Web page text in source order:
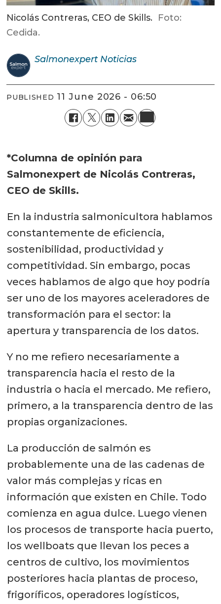
Nicolás Contreras, CEO de Skills. Foto:
Cedida.
Salmonexpert Noticias
PUBLISHED 11 June 2026 - 06:50
*Columna de opinión para
Salmonexpert de Nicolás Contreras,
CEO de Skills.
En la industria salmonicultora hablamos
constantemente de eficiencia,
sostenibilidad, productividad y
competitividad. Sin embargo, pocas
veces hablamos de algo que hoy podría
ser uno de los mayores aceleradores de
transformación para el sector: la
apertura y transparencia de los datos.
Y no me refiero necesariamente a
transparencia hacia el resto de la
industria o hacia el mercado. Me refiero,
primero, a la transparencia dentro de las
propias organizaciones.
La producción de salmón es
probablemente una de las cadenas de
valor más complejas y ricas en
información que existen en Chile. Todo
comienza en agua dulce. Luego vienen
los procesos de transporte hacia puerto,
los wellboats que llevan los peces a
centros de cultivo, los movimientos
posteriores hacia plantas de proceso,
frigoríficos, operadores logísticos,